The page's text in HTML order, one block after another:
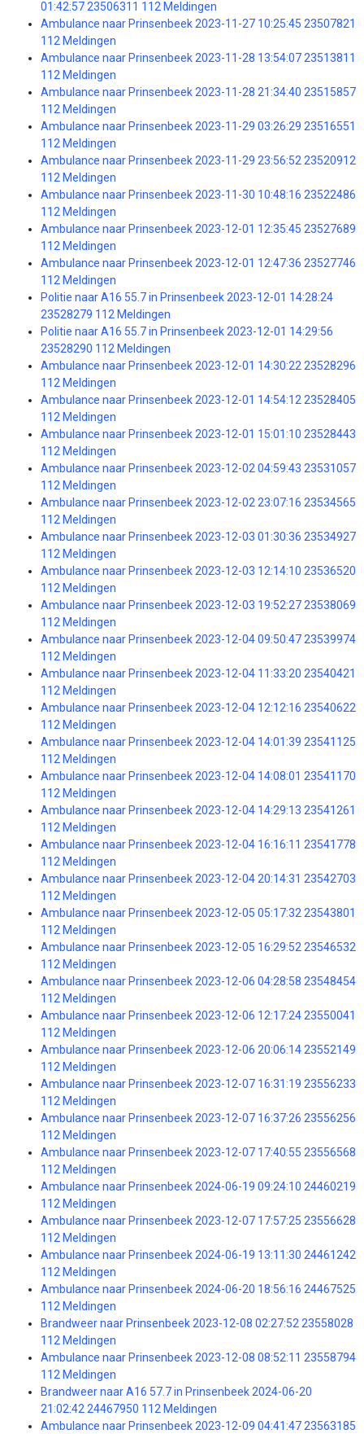
01:42:57 23506311 112 Meldingen
Ambulance naar Prinsenbeek 2023-11-27 10:25:45 23507821
112 Meldingen
Ambulance naar Prinsenbeek 2023-11-28 13:54:07 23513811
112 Meldingen
Ambulance naar Prinsenbeek 2023-11-28 21:34:40 23515857
112 Meldingen
Ambulance naar Prinsenbeek 2023-11-29 03:26:29 23516551
112 Meldingen
Ambulance naar Prinsenbeek 2023-11-29 23:56:52 23520912
112 Meldingen
Ambulance naar Prinsenbeek 2023-11-30 10:48:16 23522486
112 Meldingen
Ambulance naar Prinsenbeek 2023-12-01 12:35:45 23527689
112 Meldingen
Ambulance naar Prinsenbeek 2023-12-01 12:47:36 23527746
112 Meldingen
Politie naar A16 55.7 in Prinsenbeek 2023-12-01 14:28:24
23528279 112 Meldingen
Politie naar A16 55.7 in Prinsenbeek 2023-12-01 14:29:56
23528290 112 Meldingen
Ambulance naar Prinsenbeek 2023-12-01 14:30:22 23528296
112 Meldingen
Ambulance naar Prinsenbeek 2023-12-01 14:54:12 23528405
112 Meldingen
Ambulance naar Prinsenbeek 2023-12-01 15:01:10 23528443
112 Meldingen
Ambulance naar Prinsenbeek 2023-12-02 04:59:43 23531057
112 Meldingen
Ambulance naar Prinsenbeek 2023-12-02 23:07:16 23534565
112 Meldingen
Ambulance naar Prinsenbeek 2023-12-03 01:30:36 23534927
112 Meldingen
Ambulance naar Prinsenbeek 2023-12-03 12:14:10 23536520
112 Meldingen
Ambulance naar Prinsenbeek 2023-12-03 19:52:27 23538069
112 Meldingen
Ambulance naar Prinsenbeek 2023-12-04 09:50:47 23539974
112 Meldingen
Ambulance naar Prinsenbeek 2023-12-04 11:33:20 23540421
112 Meldingen
Ambulance naar Prinsenbeek 2023-12-04 12:12:16 23540622
112 Meldingen
Ambulance naar Prinsenbeek 2023-12-04 14:01:39 23541125
112 Meldingen
Ambulance naar Prinsenbeek 2023-12-04 14:08:01 23541170
112 Meldingen
Ambulance naar Prinsenbeek 2023-12-04 14:29:13 23541261
112 Meldingen
Ambulance naar Prinsenbeek 2023-12-04 16:16:11 23541778
112 Meldingen
Ambulance naar Prinsenbeek 2023-12-04 20:14:31 23542703
112 Meldingen
Ambulance naar Prinsenbeek 2023-12-05 05:17:32 23543801
112 Meldingen
Ambulance naar Prinsenbeek 2023-12-05 16:29:52 23546532
112 Meldingen
Ambulance naar Prinsenbeek 2023-12-06 04:28:58 23548454
112 Meldingen
Ambulance naar Prinsenbeek 2023-12-06 12:17:24 23550041
112 Meldingen
Ambulance naar Prinsenbeek 2023-12-06 20:06:14 23552149
112 Meldingen
Ambulance naar Prinsenbeek 2023-12-07 16:31:19 23556233
112 Meldingen
Ambulance naar Prinsenbeek 2023-12-07 16:37:26 23556256
112 Meldingen
Ambulance naar Prinsenbeek 2023-12-07 17:40:55 23556568
112 Meldingen
Ambulance naar Prinsenbeek 2024-06-19 09:24:10 24460219
112 Meldingen
Ambulance naar Prinsenbeek 2023-12-07 17:57:25 23556628
112 Meldingen
Ambulance naar Prinsenbeek 2024-06-19 13:11:30 24461242
112 Meldingen
Ambulance naar Prinsenbeek 2024-06-20 18:56:16 24467525
112 Meldingen
Brandweer naar Prinsenbeek 2023-12-08 02:27:52 23558028
112 Meldingen
Ambulance naar Prinsenbeek 2023-12-08 08:52:11 23558794
112 Meldingen
Brandweer naar A16 57.7 in Prinsenbeek 2024-06-20
21:02:42 24467950 112 Meldingen
Ambulance naar Prinsenbeek 2023-12-09 04:41:47 23563185